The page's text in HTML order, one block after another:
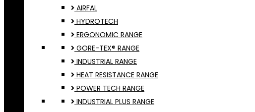
AIRFAL
HYDROTECH
ERGONOMIC RANGE
GORE-TEX® RANGE
INDUSTRIAL RANGE
HEAT RESISTANCE RANGE
POWER TECH RANGE
INDUSTRIAL PLUS RANGE